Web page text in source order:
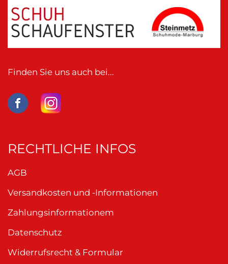
Finden Sie uns auch bei...
RECHTLICHE INFOS
AGB
Versandkosten und -Informationen
Zahlungsinformationem
Datenschutz
Widerrufsrecht & Formular